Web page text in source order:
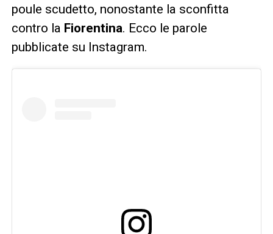
poule scudetto, nonostante la sconfitta
contro la Fiorentina. Ecco le parole
pubblicate su Instagram.